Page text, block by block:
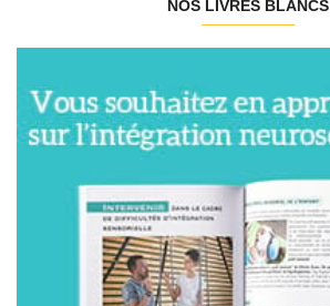
NOS LIVRES BLANCS